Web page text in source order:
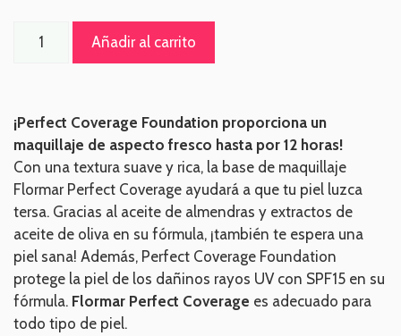
Añadir al carrito
¡Perfect Coverage Foundation proporciona un
maquillaje de aspecto fresco hasta por 12 horas!
Con una textura suave y rica, la base de maquillaje
Flormar Perfect Coverage ayudará a que tu piel luzca
tersa. Gracias al aceite de almendras y extractos de
aceite de oliva en su fórmula, ¡también te espera una
piel sana! Además, Perfect Coverage Foundation
protege la piel de los dañinos rayos UV con SPF15 en su
fórmula. Flormar Perfect Coverage es adecuado para
todo tipo de piel.